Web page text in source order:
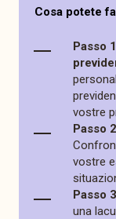
Cosa potete
Passo
vostre
Passo
vostre
Passo
una